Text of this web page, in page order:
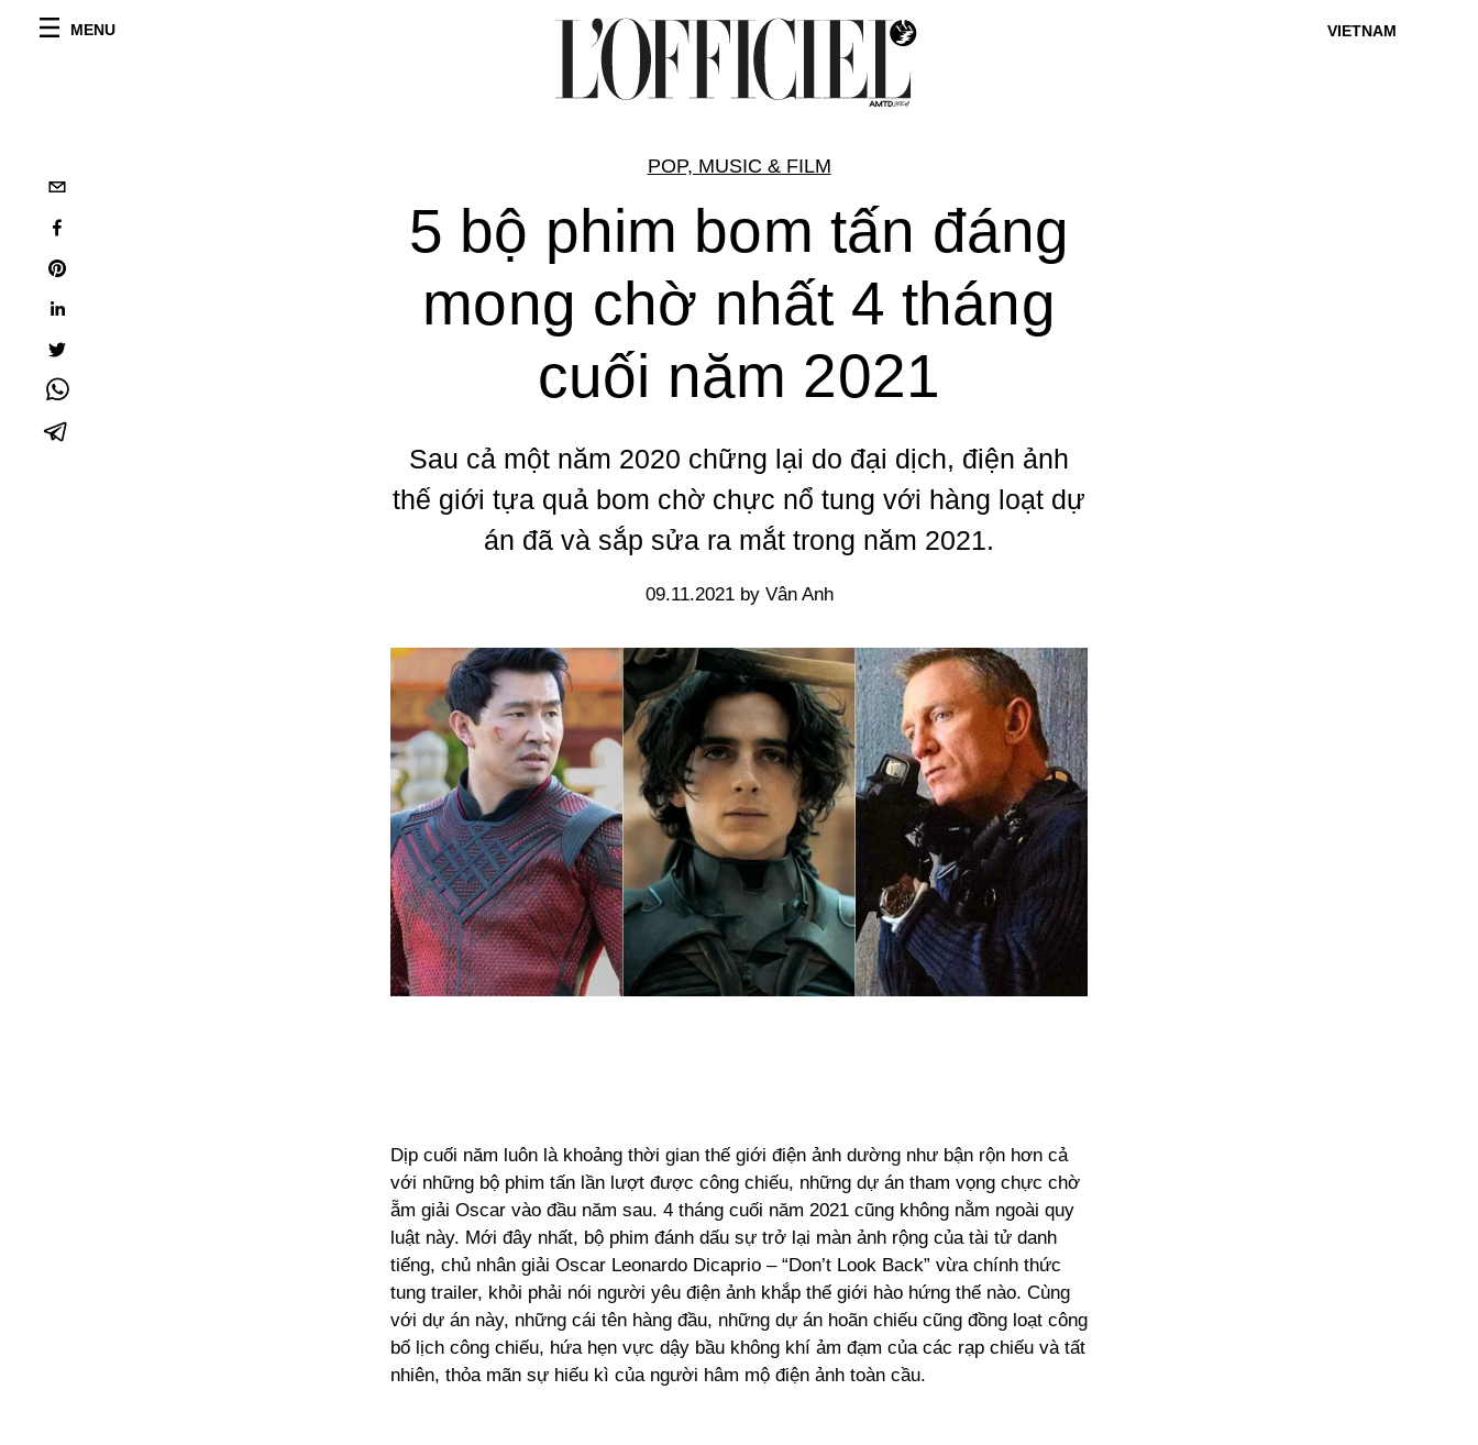
MENU VIETNAM
POP, MUSIC & FILM
5 bộ phim bom tấn đáng
mong chờ nhất 4 tháng
cuối năm 2021
Sau cả một năm 2020 chững lại do đại dịch, điện ảnh
thế giới tựa quả bom chờ chực nổ tung với hàng loạt dự
án đã và sắp sửa ra mắt trong năm 2021.
09.11.2021 by Vân Anh
Dịp cuối năm luôn là khoảng thời gian thế giới điện ảnh dường như bận rộn hơn cả
với những bộ phim tấn lần lượt được công chiếu, những dự án tham vọng chực chờ
ẵm giải Oscar vào đầu năm sau. 4 tháng cuối năm 2021 cũng không nằm ngoài quy
luật này. Mới đây nhất, bộ phim đánh dấu sự trở lại màn ảnh rộng của tài tử danh
tiếng, chủ nhân giải Oscar Leonardo Dicaprio – “Don’t Look Back” vừa chính thức
tung trailer, khỏi phải nói người yêu điện ảnh khắp thế giới hào hứng thế nào. Cùng
với dự án này, những cái tên hàng đầu, những dự án hoãn chiếu cũng đồng loạt công
bố lịch công chiếu, hứa hẹn vực dậy bầu không khí ảm đạm của các rạp chiếu và tất
nhiên, thỏa mãn sự hiếu kì của người hâm mộ điện ảnh toàn cầu.